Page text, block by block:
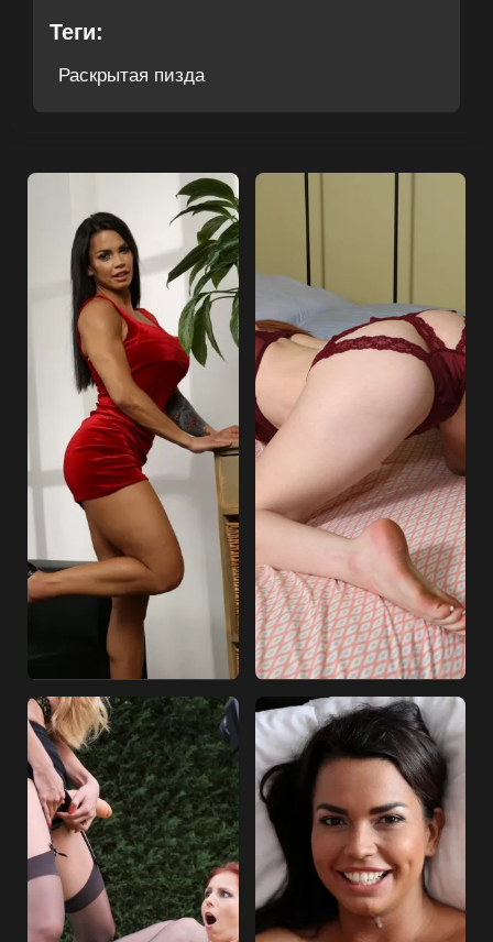
Теги:
Раскрытая пизда